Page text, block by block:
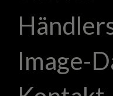
Image-